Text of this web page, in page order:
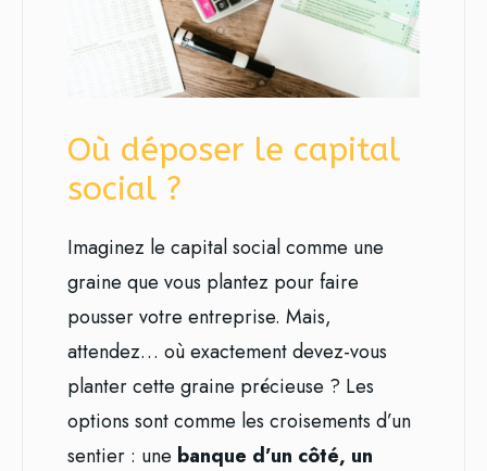
Où déposer le capital
social ?
Imaginez le capital social comme une
graine que vous plantez pour faire
pousser votre entreprise. Mais,
attendez… où exactement devez-vous
planter cette graine précieuse ? Les
options sont comme les croisements d’un
sentier : une banque d’un côté, un